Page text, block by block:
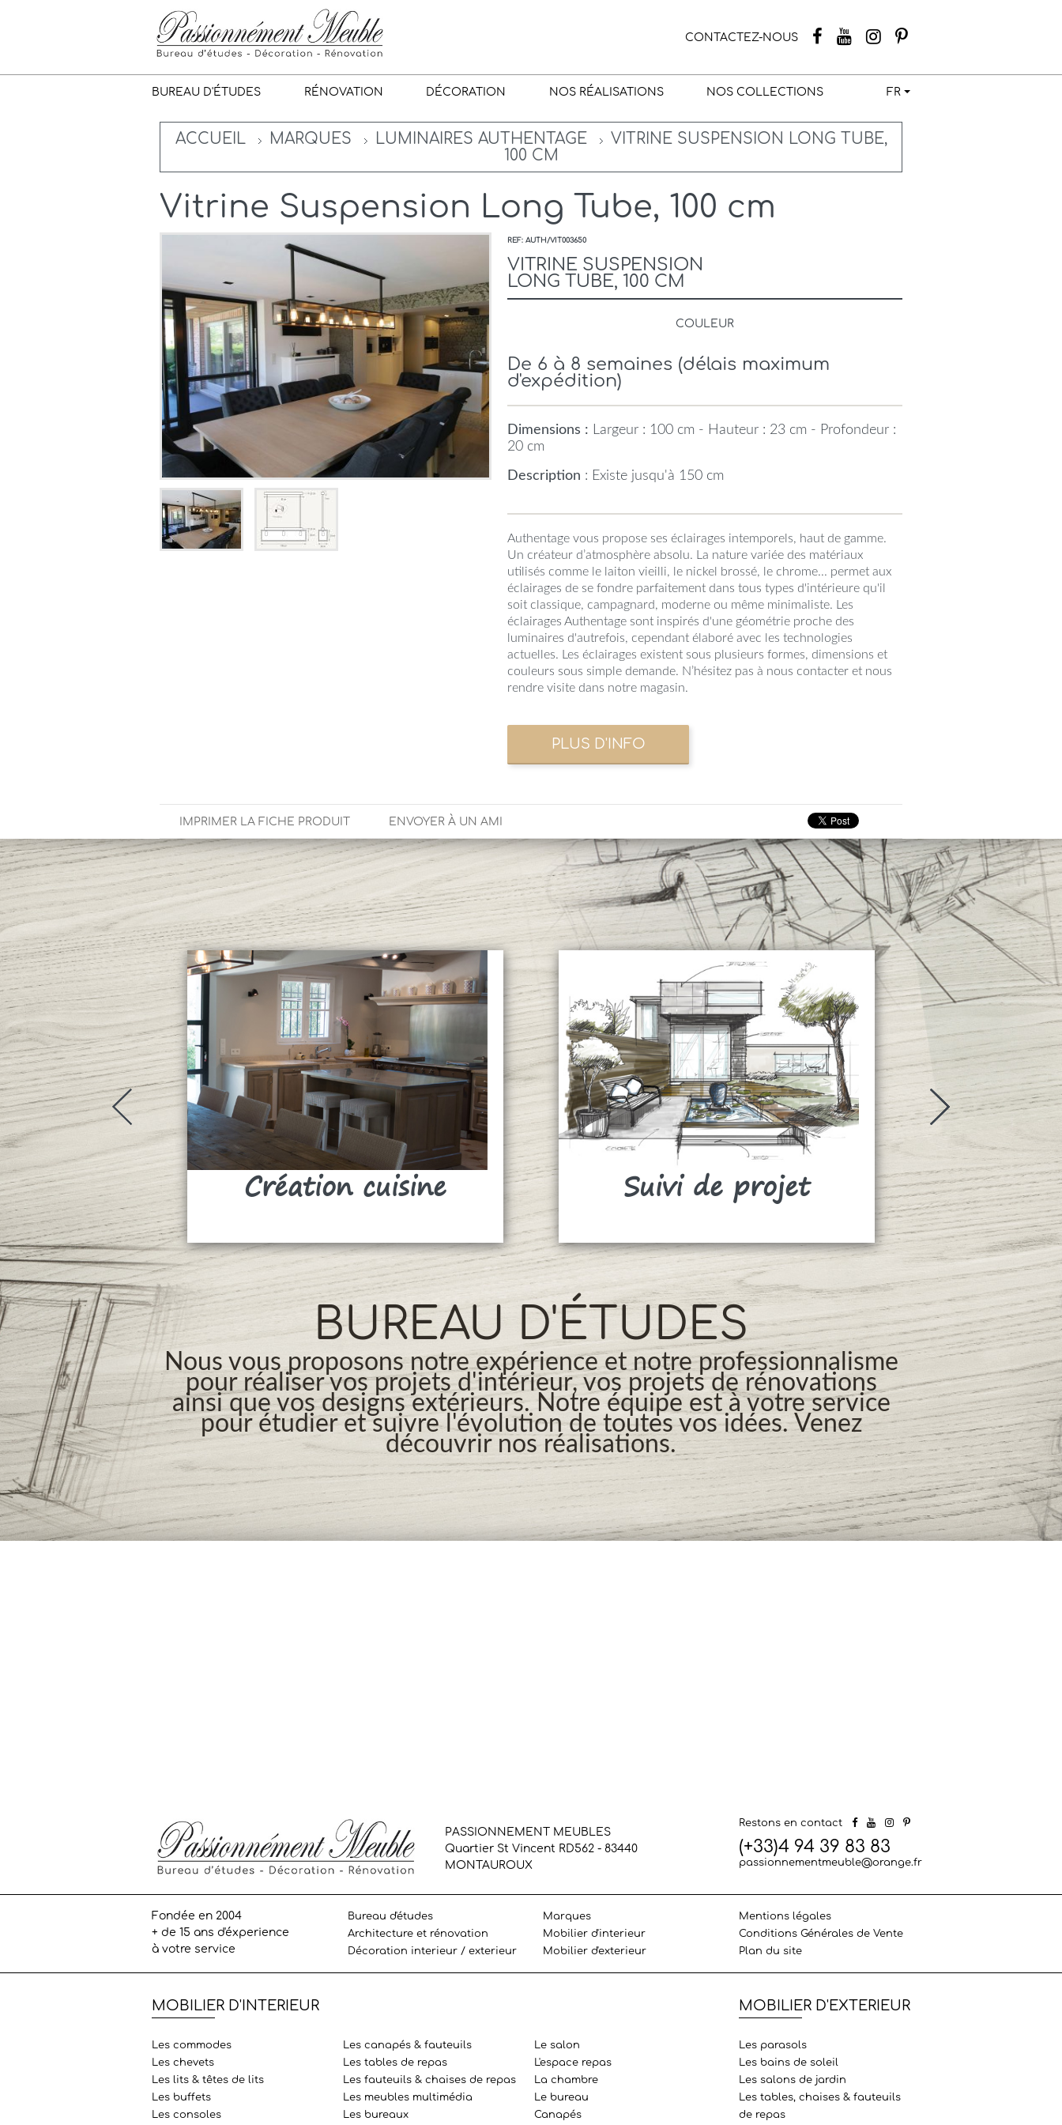
CONTACTEZ-NOUS
BUREAU D'ÉTUDES RÉNOVATION DÉCORATION NOS RÉALISATIONS NOS COLLECTIONS FR
ACCUEIL MARQUES LUMINAIRES AUTHENTAGE
VITRINE SUSPENSION LONG TUBE,
100 CM
Vitrine Suspension Long Tube, 100 cm
REF: AUTH/VIT003650
VITRINE SUSPENSION
LONG TUBE, 100 CM
COULEUR
De 6 à 8 semaines (délais maximum
d'expédition)
Dimensions : Largeur : 100 cm - Hauteur : 23 cm - Profondeur :
20 cm
Description : Existe jusqu'à 150 cm
Authentage vous propose ses éclairages intemporels, haut de gamme.
Un créateur d’atmosphère absolu. La nature variée des matériaux
utilisés comme le laiton vieilli, le nickel brossé, le chrome... permet aux
éclairages de se fondre parfaitement dans tous types d'intérieure qu'il
soit classique, campagnard, moderne ou même minimaliste. Les
éclairages Authentage sont inspirés d'une géométrie proche des
luminaires d'autrefois, cependant élaboré avec les technologies
actuelles. Les éclairages existent sous plusieurs formes, dimensions et
couleurs sous simple demande. N’hésitez pas à nous contacter et nous
rendre visite dans notre magasin.
IMPRIMER LA FICHE PRODUIT ENVOYER À UN AMI
Création cuisine Suivi de projet
BUREAU D'ÉTUDES
Nous vous proposons notre expérience et notre professionnalisme
pour réaliser vos projets d'intérieur, vos projets de rénovations
ainsi que vos designs extérieurs. Notre équipe est à votre service
pour étudier et suivre l'évolution de toutes vos idées. Venez
découvrir nos réalisations.
PASSIONNEMENT MEUBLES
Quartier St Vincent RD562 - 83440
MONTAUROUX
Restons en contact
(+33)4 94 39 83 83
passionnementmeuble@orange.fr
Fondée en 2004
+ de 15 ans d'éxperience
à votre service
Bureau d'études
Architecture et rénovation
Décoration interieur / exterieur
Marques
Mobilier d'interieur
Mobilier d'exterieur
Mentions légales
Conditions Générales de Vente
Plan du site
MOBILIER D'INTERIEUR
Les commodes
Les chevets
Les lits & têtes de lits
Les buffets
Les consoles
Les canapés & fauteuils
Les tables de repas
Les fauteuils & chaises de repas
Les meubles multimédia
Les bureaux
Le salon
L'espace repas
La chambre
Le bureau
Canapés
MOBILIER D'EXTERIEUR
Les parasols
Les bains de soleil
Les salons de jardin
Les tables, chaises & fauteuils
de repas